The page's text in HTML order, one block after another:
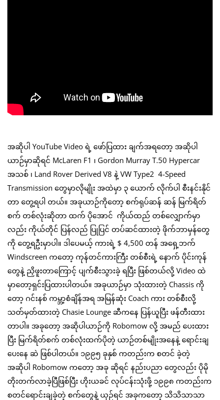
အဆိုပါ YouTube Video ရဲ့ ဖော်ပြထား ချက်အရတော့ အဆိုပါ
ယာဉ်မှာဆိုရင် McLaren F1 ၊ Gordon Murray T.50 Hypercar
အသစ် ၊ Land Rover Derived V8 နဲ့ VW Type2 4-Speed
Transmission ‌တွေမှာလိုမျိုး အထဲမှာ ၃ ‌ယောက် လိုက်ပါ စီးနင်းနိုင်
တာ တွေ့ရပါ တယ်။ အခုယာဉ်ကိုတော့ စက်ရုပ်ဆန် ဆန် မြက်ရိတ်
စက် တစ်လုံးဆိုတာ ထက် ပိုအောင် ကိုယ်ထည် တစ်လျှောက်မှာ
လည်း ကိုယ်တိုင် ပြန်လည် ပြုပြင် တပ်ဆင်ထားတဲ့ ဖိုက်ဘာမှန်တွေ
ကို တွေ့ရဦးမှာပါ။ ဒါပေမယ့် ကားရဲ့ $ 4,500 တန် အရှေ့ဘက်
Windscreen ကတော့ ကုန်တင်ကားကြီး တစ်စီးရဲ့ နောက် ပိုင်းကုန်
တွေနဲ့ ညှိဖူးတာကြောင့် ပျက်စီးသွားခဲ့ ရပြီး ဖြစ်တယ်လို့ Video ထဲ
မှာတော့ရှင်းပြထားပါတယ်။ အခုယာဉ်မှာ သုံးထားတဲ့ Chassis ကို
တော့ ဂင်းနစ် ကမ္ဘာ့စံချိန်အရ အမြန်ဆုံး Coach ကား တစ်စီးလို့
သတ်မှတ်ထားတဲ့ Chasie Lounge ဆီကနေ ပြန်ယူပြီး ဖန်တီးထား
တာပါ။ အခုတော့ အဆိုပါယာဉ်ကို Robomow လို့ အမည် ပေးထား
ပြီး မြက်ရိတ်စက် တစ်လုံးထက်ပိုတဲ့ ယာဉ်တစ်မျိုးအနေနဲ့ ရောင်းချ
ပေးနေ ဆဲ ဖြစ်ပါတယ်။ ၁၉၉၅ ခုနှစ် ကတည်းက စတင် ခဲ့တဲ့
အဆိုပါ Robomow ကတော့ အခု ဆိုရင် နည်းပညာ တွေလည်း ပိုမို
တိုးတက်လာခဲ့ပြီဖြစ်ပြီး ဟိုးယခင် လုပ်ငန်းသုံးဖို့ ၁၉၉၈ ကတည်းက
စတင်ရောင်းချခဲ့တဲ့ စက်တွေနဲ့ ယှဉ်ရင် အခုကတော့ သိသိသာသာ